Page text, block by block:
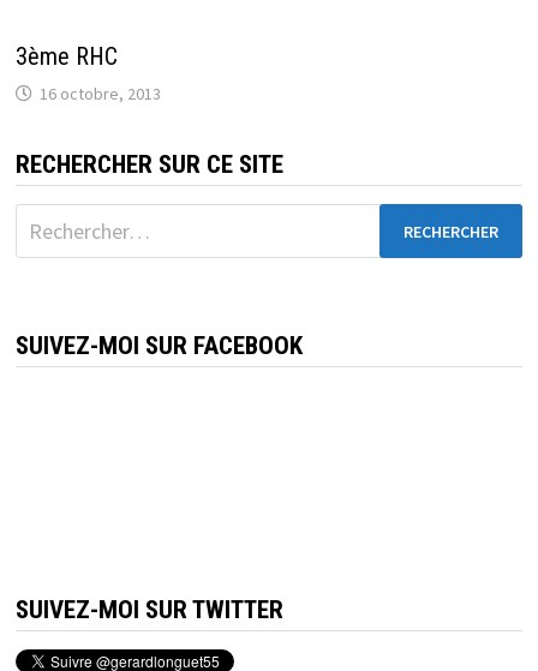
3ème RHC
16 octobre, 2013
RECHERCHER SUR CE SITE
Rechercher :
SUIVEZ-MOI SUR FACEBOOK
SUIVEZ-MOI SUR TWITTER